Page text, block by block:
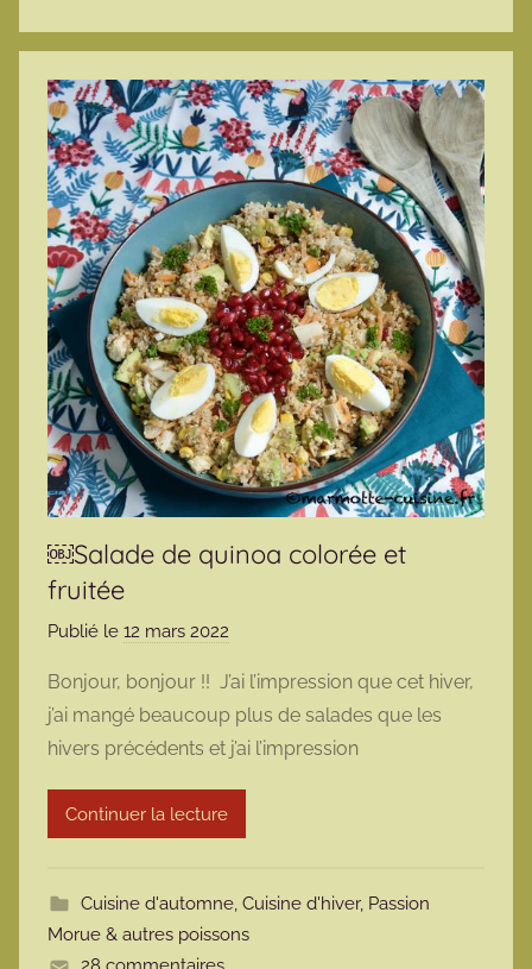
￼Salade de quinoa colorée et
fruitée
Publié le 12 mars 2022
r
m
a
r
t
e
Bonjour, bonjour !! J’ai l’impression que cet hiver,
j’ai mangé beaucoup plus de salades que les
hivers précédents et j’ai l’impression
Continuer la lecture
Cuisine d'automne, Cuisine d'hiver, Passion
Morue & autres poissons